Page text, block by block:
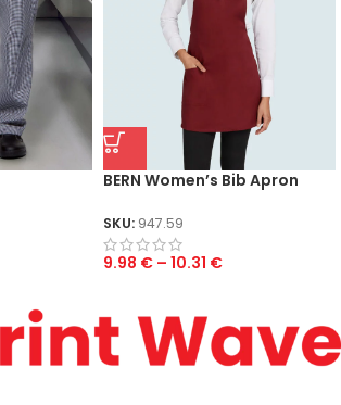
BERN Women’s Bib Apron
SKU: 947.59
9.98 € – 10.31 €